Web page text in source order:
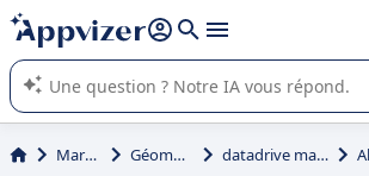
répondre (plusieurs lignes avec
L'IA de Appvizer vous guide dans l'utilisation ou
logiciel SaaS en entreprise.
Marketing Géomarketing datadrive market & map